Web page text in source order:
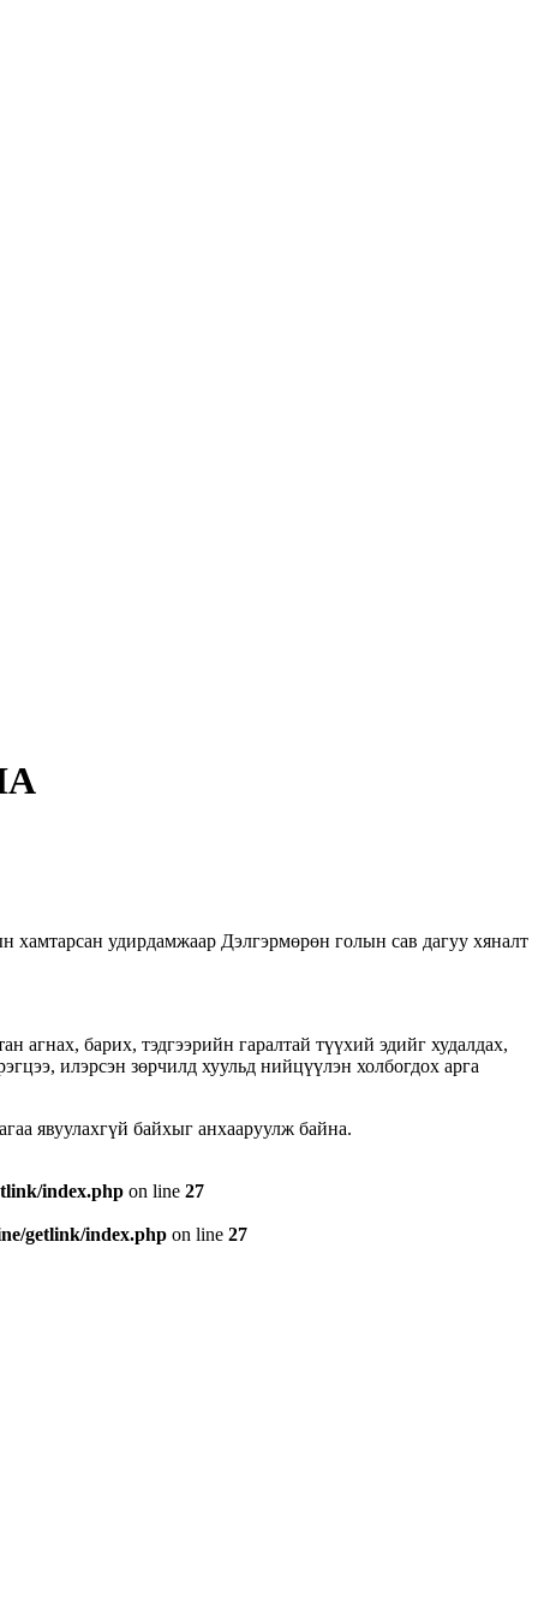
удирдамжаар Дэлгэрмөрөн голын сав дагуу хяналт
агнах, барих, тэдгээрийн гаралтай түүхий эдийг худалдах,
илэрсэн зөрчилд хуульд нийцүүлэн холбогдох арга
явуулахгүй байхыг анхааруулж байна.
index.php on line 27
getlink/index.php on line 27